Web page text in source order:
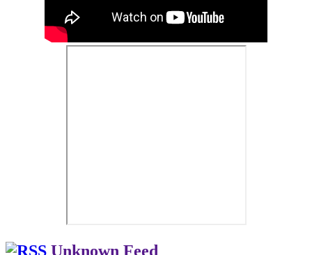
Unknown Feed